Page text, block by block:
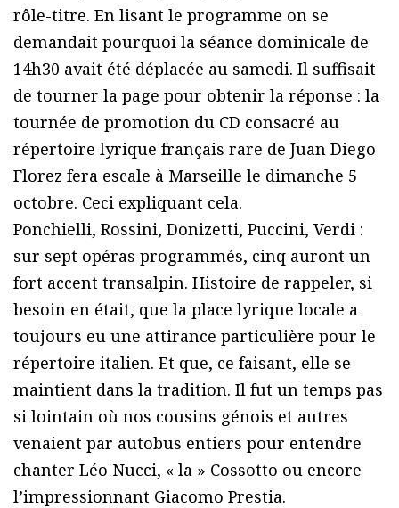
rôle-titre. En lisant le programme on se
demandait pourquoi la séance dominicale de
14h30 avait été déplacée au samedi. Il suffisait
de tourner la page pour obtenir la réponse : la
tournée de promotion du CD consacré au
répertoire lyrique français rare de Juan Diego
Florez fera escale à Marseille le dimanche 5
octobre. Ceci expliquant cela.
Ponchielli, Rossini, Donizetti, Puccini, Verdi :
sur sept opéras programmés, cinq auront un
fort accent transalpin. Histoire de rappeler, si
besoin en était, que la place lyrique locale a
toujours eu une attirance particulière pour le
répertoire italien. Et que, ce faisant, elle se
maintient dans la tradition. Il fut un temps pas
si lointain où nos cousins génois et autres
venaient par autobus entiers pour entendre
chanter Léo Nucci, « la » Cossotto ou encore
l’impressionnant Giacomo Prestia.